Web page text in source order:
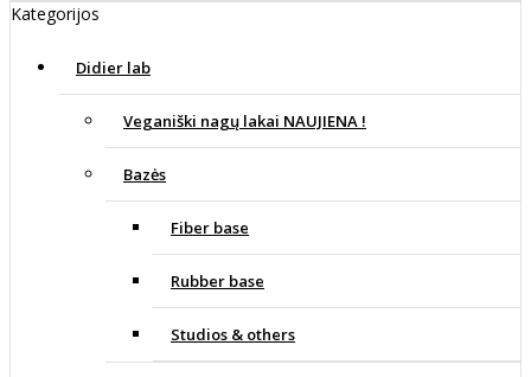
Kategorijos
Didier lab
Veganiški nagų lakai NAUJIENA !
Bazės
Fiber base
Rubber base
Studios & others